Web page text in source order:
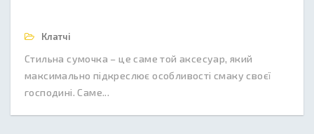
Клатчі
Стильна сумочка – це саме той аксесуар, який
максимально підкреслює особливості смаку своєї
господині. Саме...